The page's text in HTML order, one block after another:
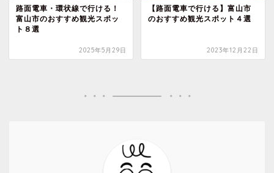
路面電車・環状線で行ける！
富山市のおすすめ観光スポッ
ト８選
2025年5月29日
【路面電車で行ける】富山市
のおすすめ観光スポット４選
2023年12月22日